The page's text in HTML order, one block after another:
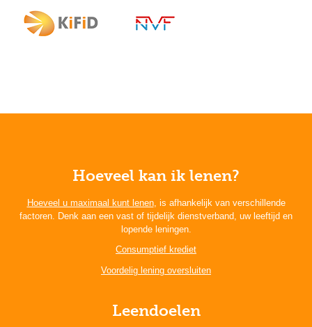
Hoeveel kan ik lenen?
Hoeveel u maximaal kunt lenen, is afhankelijk van verschillende
factoren. Denk aan een vast of tijdelijk dienstverband, uw leeftijd en
lopende leningen.
Consumptief krediet
Voordelig lening oversluiten
Leendoelen